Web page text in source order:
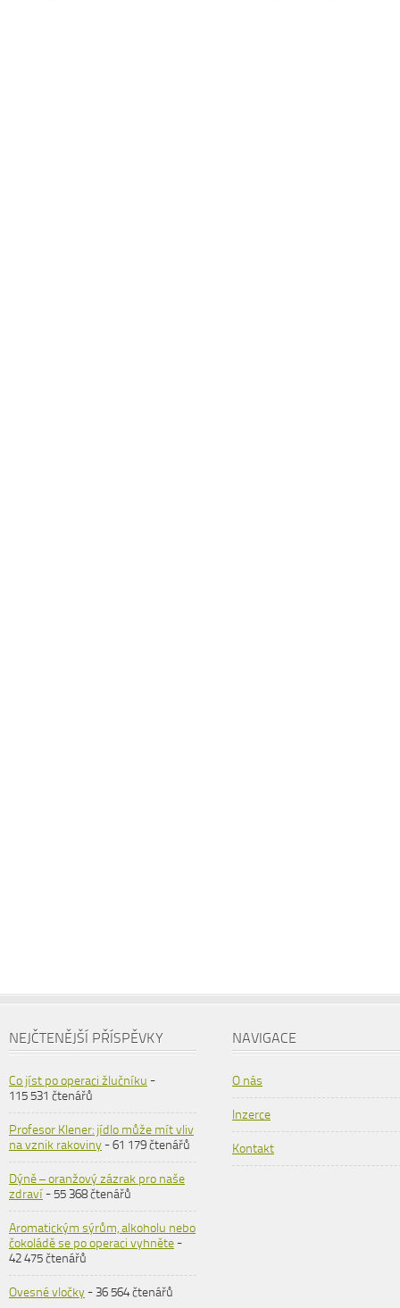
NEJČTENĚJŠÍ PŘÍSPĚVKY
Co jíst po operaci žlučníku -
115 531 čtenářů
Profesor Klener: jídlo může mít vliv
na vznik rakoviny- 61 179 čtenářů
Dýně – oranžový zázrak pro naše
zdraví- 55 368 čtenářů
Aromatickým sýrům, alkoholu nebo
čokoládě se po operaci vyhněte-
42 475 čtenářů
Ovesné vločky- 36 564 čtenářů
NAVIGACE
O nás
Inzerce
Kontakt